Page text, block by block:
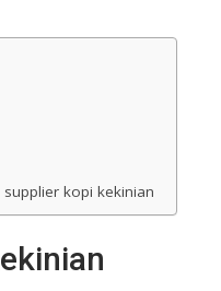
kopi kekinian